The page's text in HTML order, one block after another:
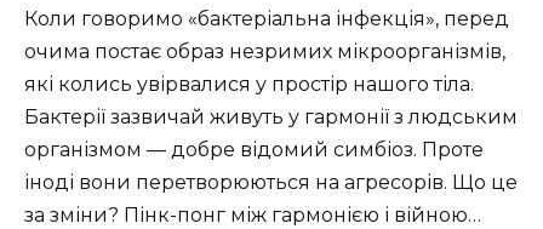
Коли говоримо «бактеріальна інфекція», перед
очима постає образ незримих мікроорганізмів,
які колись увірвалися у простір нашого тіла.
Бактерії зазвичай живуть у гармонії з людським
організмом — добре відомий симбіоз. Проте
іноді вони перетворюються на агресорів. Що це
за зміни? Пінк-понг між гармонією і війною…